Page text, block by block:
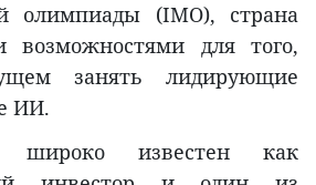
олимпиады (IMO), страна
возможностями для того,
занять лидирующие
ИИ.
известен как